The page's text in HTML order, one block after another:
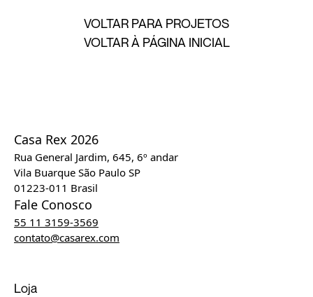
VOLTAR PARA PROJETOS
VOLTAR À PÁGINA INICIAL
Casa Rex 2026
Rua General Jardim, 645, 6º andar
Vila Buarque São Paulo SP
01223-011 Brasil
Fale Conosco
55 11 3159-3569
contato@casarex.com
Loja